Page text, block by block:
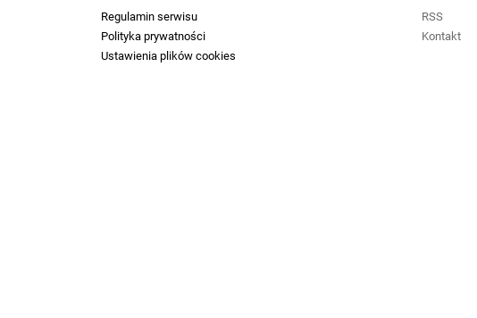
Regulamin serwisu
Polityka prywatności
Ustawienia plików cookies
RSS
Kontakt